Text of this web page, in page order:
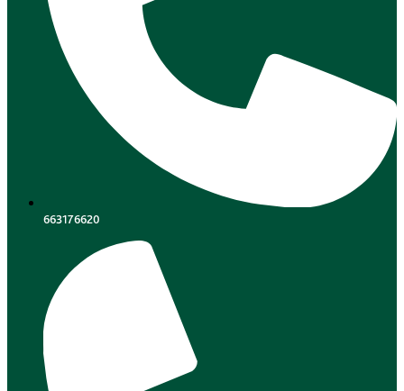
663176620